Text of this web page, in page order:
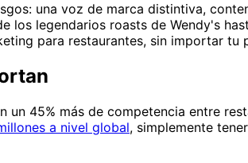
una voz de marca distintiva,
los legendarios roasts de Wendy's
para restaurantes, sin importar tu
45% más de competencia entre
a nivel global, simplemente